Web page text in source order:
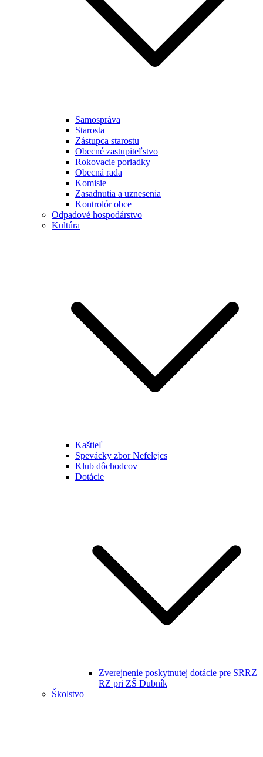
Samospráva
Starosta
Zástupca starostu
Obecné zastupiteľstvo
Rokovacie poriadky
Obecná rada
Komisie
Zasadnutia a uznesenia
Kontrolór obce
Odpadové hospodárstvo
Kultúra
Kaštieľ
Spevácky zbor Nefelejcs
Klub dôchodcov
Dotácie
Zverejnenie poskytnutej dotácie pre SRRZ
RZ pri ZŠ Dubník
Školstvo